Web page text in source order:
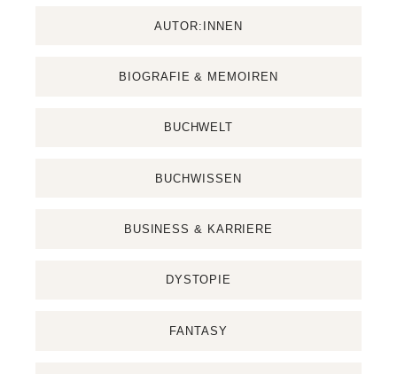
AUTOR:INNEN
BIOGRAFIE & MEMOIREN
BUCHWELT
BUCHWISSEN
BUSINESS & KARRIERE
DYSTOPIE
FANTASY